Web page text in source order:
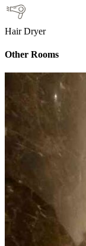
Hair Dryer
Other Rooms